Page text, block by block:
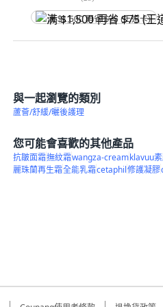
满 $1,500 再省 $75 (王道卡)
與一起瀏覽的類別
蘆薈/舒緩/曬後護理
您可能會喜歡的其他產品
抗皺面霜撫紋霜wangza-creamklavuu
麗珠蘭再生霜全能乳霜cetaphil修護凝膠